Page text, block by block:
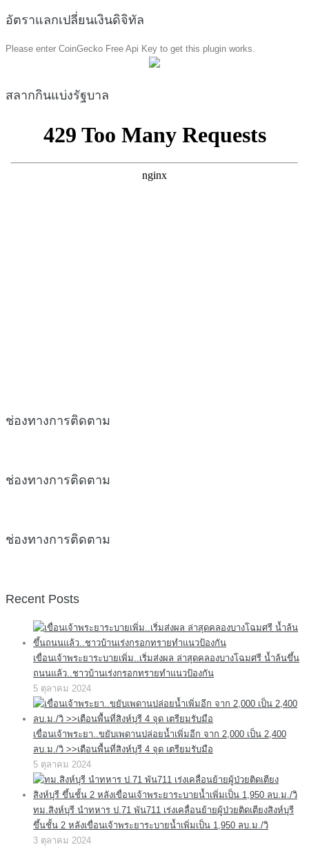
อัตราแลกเปลี่ยนเงินดิจิทัล
Please enter CoinGecko Free Api Key to get this plugin works.
สลากกินแบ่งรัฐบาล
ช่องทางการติดตาม
ช่องทางการติดตาม
ช่องทางการติดตาม
Recent Posts
เขื่อนเจ้าพระยาระบายเพิ่ม..เริ่มส่งผล ล่าสุดคลองบางโฉมศรี น้ำล้นขึ้น
ถนนแล้ว..ชาวบ้านเร่งกรอกทรายทำแนวป้องกัน
5 ตุลาคม 2024
เขื่อนเจ้าพระยา..ขยับเพดานปล่อยน้ำเพิ่มอีก จาก 2,000 เป็น 2,400
ลบ.ม./วิ >>เตือนพื้นที่สิงห์บุรี 4 จุด เตรียมรับมือ
5 ตุลาคม 2024
ทม.สิงห์บุรี นำทหาร ป.71 พัน711 เร่งเคลื่อนย้ายผู้ป่วยติดเตียงสิงห์บุรี
ขึ้นชั้น 2 หลังเขื่อนเจ้าพระยาระบายน้ำเพิ่มเป็น 1,950 ลบ.ม./วิ
3 ตุลาคม 2024